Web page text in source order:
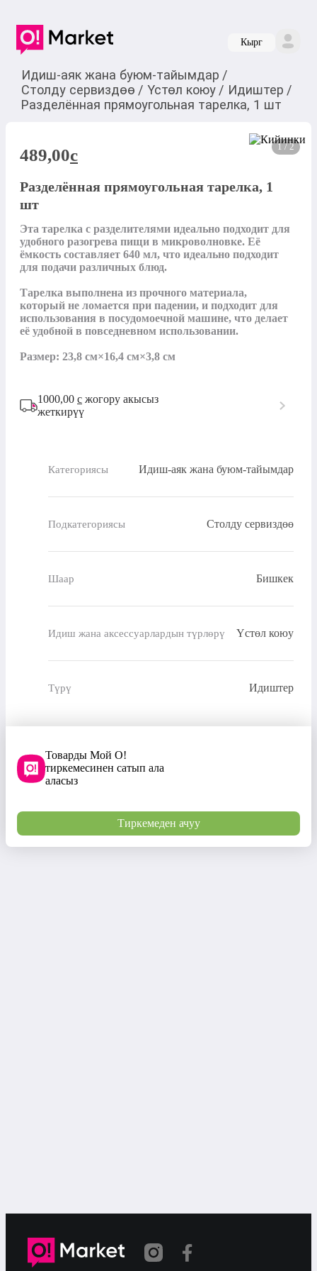
Кырг
Идиш-аяк жана буюм-тайымдар /
Столду сервиздөө / Үстөл коюу / Идиштер /
Разделённая прямоугольная тарелка, 1 шт
1 / 2
489,00c
Разделённая прямоугольная тарелка, 1
шт
Эта тарелка с разделителями идеально подходит для
удобного разогрева пищи в микроволновке. Её
ёмкость составляет 640 мл, что идеально подходит
для подачи различных блюд.
Тарелка выполнена из прочного материала,
который не ломается при падении, и подходит для
использования в посудомоечной машине, что делает
её удобной в повседневном использовании.
Размер: 23,8 см×16,4 см×3,8 см
1000,00 с жогору акысыз
жеткирүү
Категориясы Идиш-аяк жана буюм-тайымдар
Подкатегориясы Столду сервиздөө
Шаар Бишкек
Идиш жана аксессуарлардын түрлөрү Үстөл коюу
Түрү Идиштер
Товарды Мой О!
тиркемесинен сатып ала
аласыз
Тиркемеден ачуу